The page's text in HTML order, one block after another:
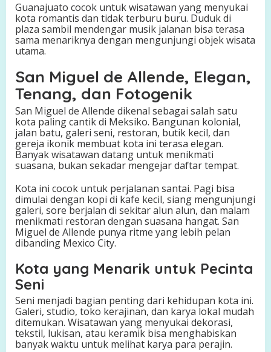
Guanajuato cocok untuk wisatawan yang menyukai
kota romantis dan tidak terburu buru. Duduk di
plaza sambil mendengar musik jalanan bisa terasa
sama menariknya dengan mengunjungi objek wisata
utama.
San Miguel de Allende, Elegan,
Tenang, dan Fotogenik
San Miguel de Allende dikenal sebagai salah satu
kota paling cantik di Meksiko. Bangunan kolonial,
jalan batu, galeri seni, restoran, butik kecil, dan
gereja ikonik membuat kota ini terasa elegan.
Banyak wisatawan datang untuk menikmati
suasana, bukan sekadar mengejar daftar tempat.
Kota ini cocok untuk perjalanan santai. Pagi bisa
dimulai dengan kopi di kafe kecil, siang mengunjungi
galeri, sore berjalan di sekitar alun alun, dan malam
menikmati restoran dengan suasana hangat. San
Miguel de Allende punya ritme yang lebih pelan
dibanding Mexico City.
Kota yang Menarik untuk Pecinta
Seni
Seni menjadi bagian penting dari kehidupan kota ini.
Galeri, studio, toko kerajinan, dan karya lokal mudah
ditemukan. Wisatawan yang menyukai dekorasi,
tekstil, lukisan, atau keramik bisa menghabiskan
banyak waktu untuk melihat karya para perajin.